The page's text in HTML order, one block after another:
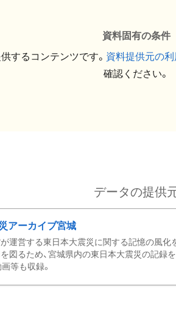
資料固有の条件
するコンテンツです。 資料提供元の
確認ください。
データの提供
アーカイブ宮城
運営する東日本大震災に関する記憶の風化
図るため、宮城県内の東日本大震災の記録
等も収録。